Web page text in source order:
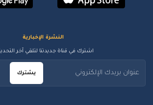
النشرة الإخبارية
اشترك في قناة جديدتنا لتلقي آخر
يشترك